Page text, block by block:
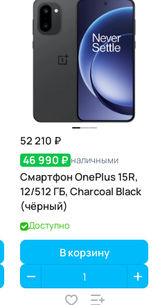
52 210 ₽
46 990 ₽ наличными
Смартфон OnePlus 15R,
12/512 ГБ, Charcoal Black
(чёрный)
Доступно
В корзину